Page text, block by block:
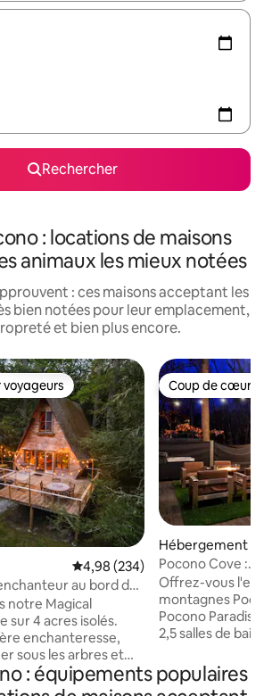
Rechercher
: locations de maisons
animaux les mieux notées
: ces maisons acceptant les
bien notées pour leur emplacement,
et bien plus encore.
les plus appréciés
Évaluation moyenne sur la
4,98 (234)
au bord de
magique
notre Magical
sur 4 acres isolés.
enchanteresse,
sous les arbres et
autour du foyer sous
scintillantes
Coup de cœur
Coup de cœur
Hébergement ⋅
burg
Pocono Cove :
Offrez-vous
montagnes
Pocono Paradise
2,5 salles de
aquatiques ! Ce chalet moderne dispose
d'un jacuzzi, d'un
: équipements populaires